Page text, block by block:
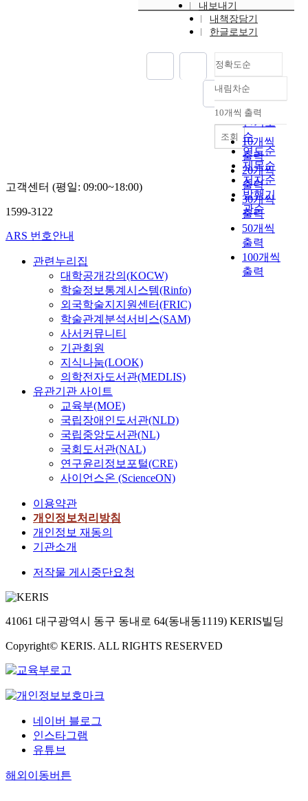
내보내기
내책장담기
한글로보기
정확도순
정확도
순
인기도
순
연도순
제목순
저자순
발행기
관순
내림차순
내림차순
10개씩 출력
10개씩
출력
20개씩
출력
30개씩
출력
50개씩
출력
100개씩
출력
조회
고객센터 (평일: 09:00~18:00)
1599-3122
ARS 번호안내
관련누리집
대학공개강의(KOCW)
학술정보통계시스템(Rinfo)
외국학술지지원센터(FRIC)
학술관계분석서비스(SAM)
사서커뮤니티
기관회원
지식나눔(LOOK)
의학전자도서관(MEDLIS)
유관기관 사이트
교육부(MOE)
국립장애인도서관(NLD)
국립중앙도서관(NL)
국회도서관(NAL)
연구윤리정보포털(CRE)
사이언스온 (ScienceON)
이용약관
개인정보처리방침
개인정보 재동의
기관소개
저작물 게시중단요청
41061 대구광역시 동구 동내로 64(동내동1119) KERIS빌딩
Copyright© KERIS. ALL RIGHTS RESERVED
네이버 블로그
인스타그램
유튜브
해외이동버튼